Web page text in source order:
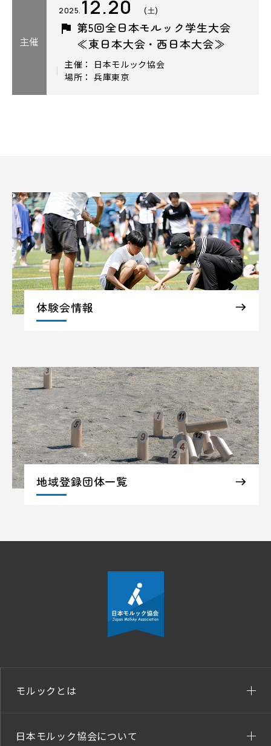
主催
2025. 12.20 (土)
第5回全日本モルック学生大会
≪東日本大会・西日本大会≫
主催： 日本モルック協会
場所： 兵庫東京
体験会情報
地域登録団体一覧
モルックとは
日本モルック協会について